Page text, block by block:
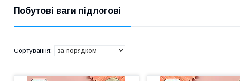
Побутові ваги підлогові